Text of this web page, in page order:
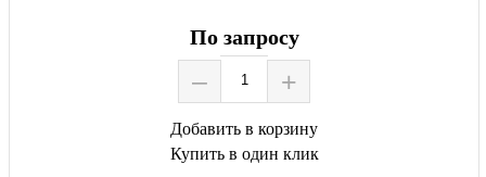
По запросу
– +
Добавить в корзину
Купить в один клик